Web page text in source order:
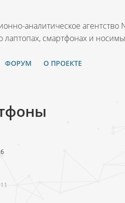
аналитическое агентство
лаптопах, смартфонах и
ФОРУМ О ПРОЕКТЕ